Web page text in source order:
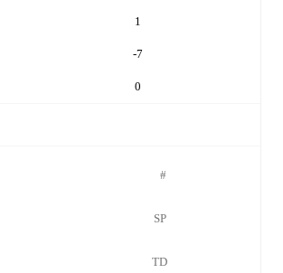
1
-7
0
#
SP
TD